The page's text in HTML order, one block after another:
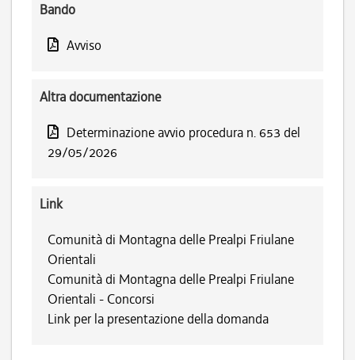
Bando
Avviso
Altra documentazione
Determinazione avvio procedura n. 653 del
29/05/2026
Link
Comunità di Montagna delle Prealpi Friulane
Orientali
Comunità di Montagna delle Prealpi Friulane
Orientali - Concorsi
Link per la presentazione della domanda